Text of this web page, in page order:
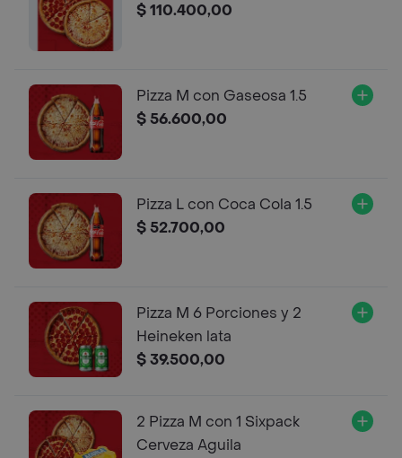
$ 110.400,00
Pizza M con Gaseosa 1.5
$ 56.600,00
Pizza L con Coca Cola 1.5
$ 52.700,00
Pizza M 6 Porciones y 2
Heineken lata
$ 39.500,00
2 Pizza M con 1 Sixpack
Cerveza Aguila